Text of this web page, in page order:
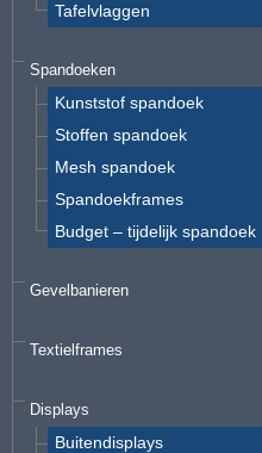
Tafelvlaggen
Spandoeken
Kunststof spandoek
Stoffen spandoek
Mesh spandoek
Spandoekframes
Budget – tijdelijk spandoek
Gevelbanieren
Textielframes
Displays
Buitendisplays